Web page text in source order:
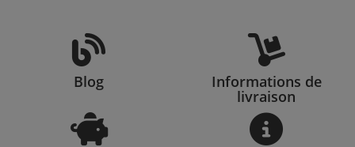
Blog Informations de
livraison